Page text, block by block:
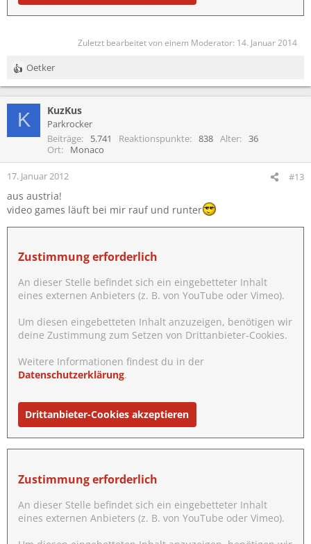
Zuletzt bearbeitet von einem Moderator: 14. Januar 2014
R
e
i
n
e
:
Oetker
K KuzKus
Parkrocker
Beiträge
5.741 Reaktionspunkte 838 Alter
36
Ort
Monaco
17. Januar 2012 #13
aus austria!
video games läuft bei mir rauf und runter
Zustimmung erforderlich
An dieser Stelle befindet sich ein eingebetteter Inhalt
eines externen Anbieters (z. B. von YouTube oder Vimeo).
Um diesen eingebetteten Inhalt anzuzeigen, benötigen wir
deine Zustimmung zum Setzen von Drittanbieter-Cookies.
Weitere Informationen findest du in der
Datenschutzerklärung.
Drittanbieter-Cookies akzeptieren
Zustimmung erforderlich
An dieser Stelle befindet sich ein eingebetteter Inhalt
eines externen Anbieters (z. B. von YouTube oder Vimeo).